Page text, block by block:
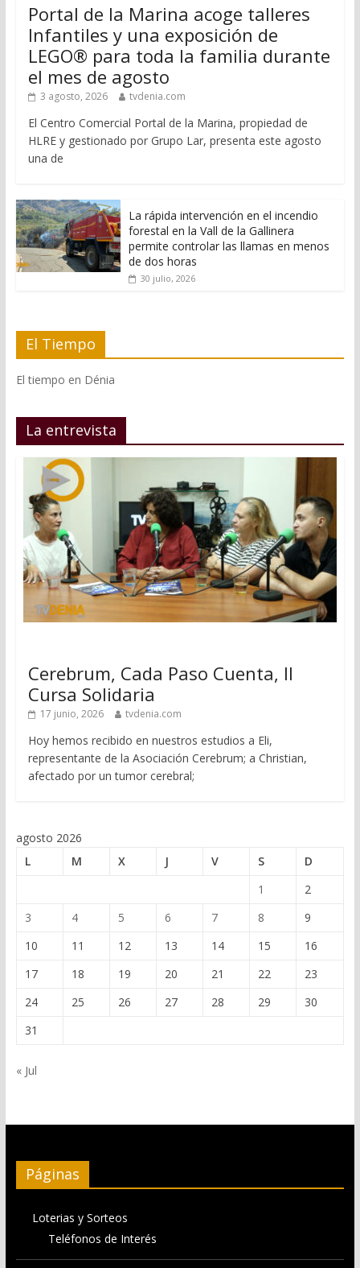
Portal de la Marina acoge talleres
Infantiles y una exposición de
LEGO® para toda la familia durante
el mes de agosto
3 agosto, 2026 tvdenia.com
El Centro Comercial Portal de la Marina, propiedad de
HLRE y gestionado por Grupo Lar, presenta este agosto
una de
La rápida intervención en el incendio
forestal en la Vall de la Gallinera
permite controlar las llamas en menos
de dos horas
30 julio, 2026
El Tiempo
El tiempo en Dénia
La entrevista
Cerebrum, Cada Paso Cuenta, II
Cursa Solidaria
17 junio, 2026 tvdenia.com
Hoy hemos recibido en nuestros estudios a Eli,
representante de la Asociación Cerebrum; a Christian,
afectado por un tumor cerebral;
agosto 2026
L
M X J V S
D
1
2
3
4 5 6 7 8
9
10
11 12 13 14 15
16
17
18 19 20 21 22
23
24
25 26 27 28 29
30
31
« Jul
Páginas
Loterias y Sorteos
Teléfonos de Interés